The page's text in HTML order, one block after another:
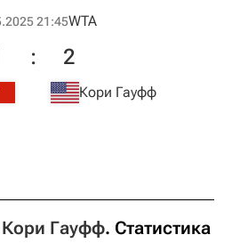
21:45WTA
: 2
Кори Гауфф
Кори Гауфф. Статистика